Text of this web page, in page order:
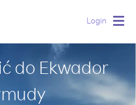
Login
do Ekwador